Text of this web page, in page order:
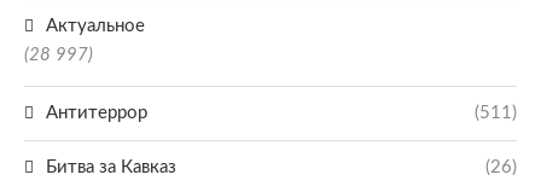
Актуальное
(28 997)
Антитеррор (511)
Битва за Кавказ (26)